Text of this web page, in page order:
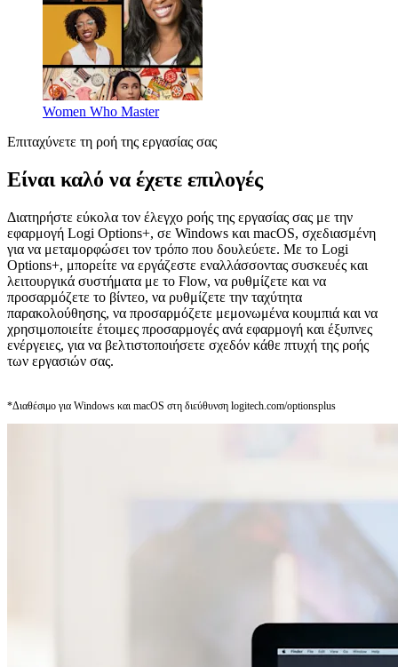
Women Who Master
Επιταχύνετε τη ροή της εργασίας σας
Είναι καλό να έχετε επιλογές
Διατηρήστε εύκολα τον έλεγχο ροής της εργασίας σας με την
εφαρμογή Logi Options+, σε Windows και macOS, σχεδιασμένη
για να μεταμορφώσει τον τρόπο που δουλεύετε. Με το Logi
Options+, μπορείτε να εργάζεστε εναλλάσσοντας συσκευές και
λειτουργικά συστήματα με το Flow, να ρυθμίζετε και να
προσαρμόζετε το βίντεο, να ρυθμίζετε την ταχύτητα
παρακολούθησης, να προσαρμόζετε μεμονωμένα κουμπιά και να
χρησιμοποιείτε έτοιμες προσαρμογές ανά εφαρμογή και έξυπνες
ενέργειες, για να βελτιστοποιήσετε σχεδόν κάθε πτυχή της ροής
των εργασιών σας.
*Διαθέσιμο για Windows και macOS στη διεύθυνση logitech.com/optionsplus